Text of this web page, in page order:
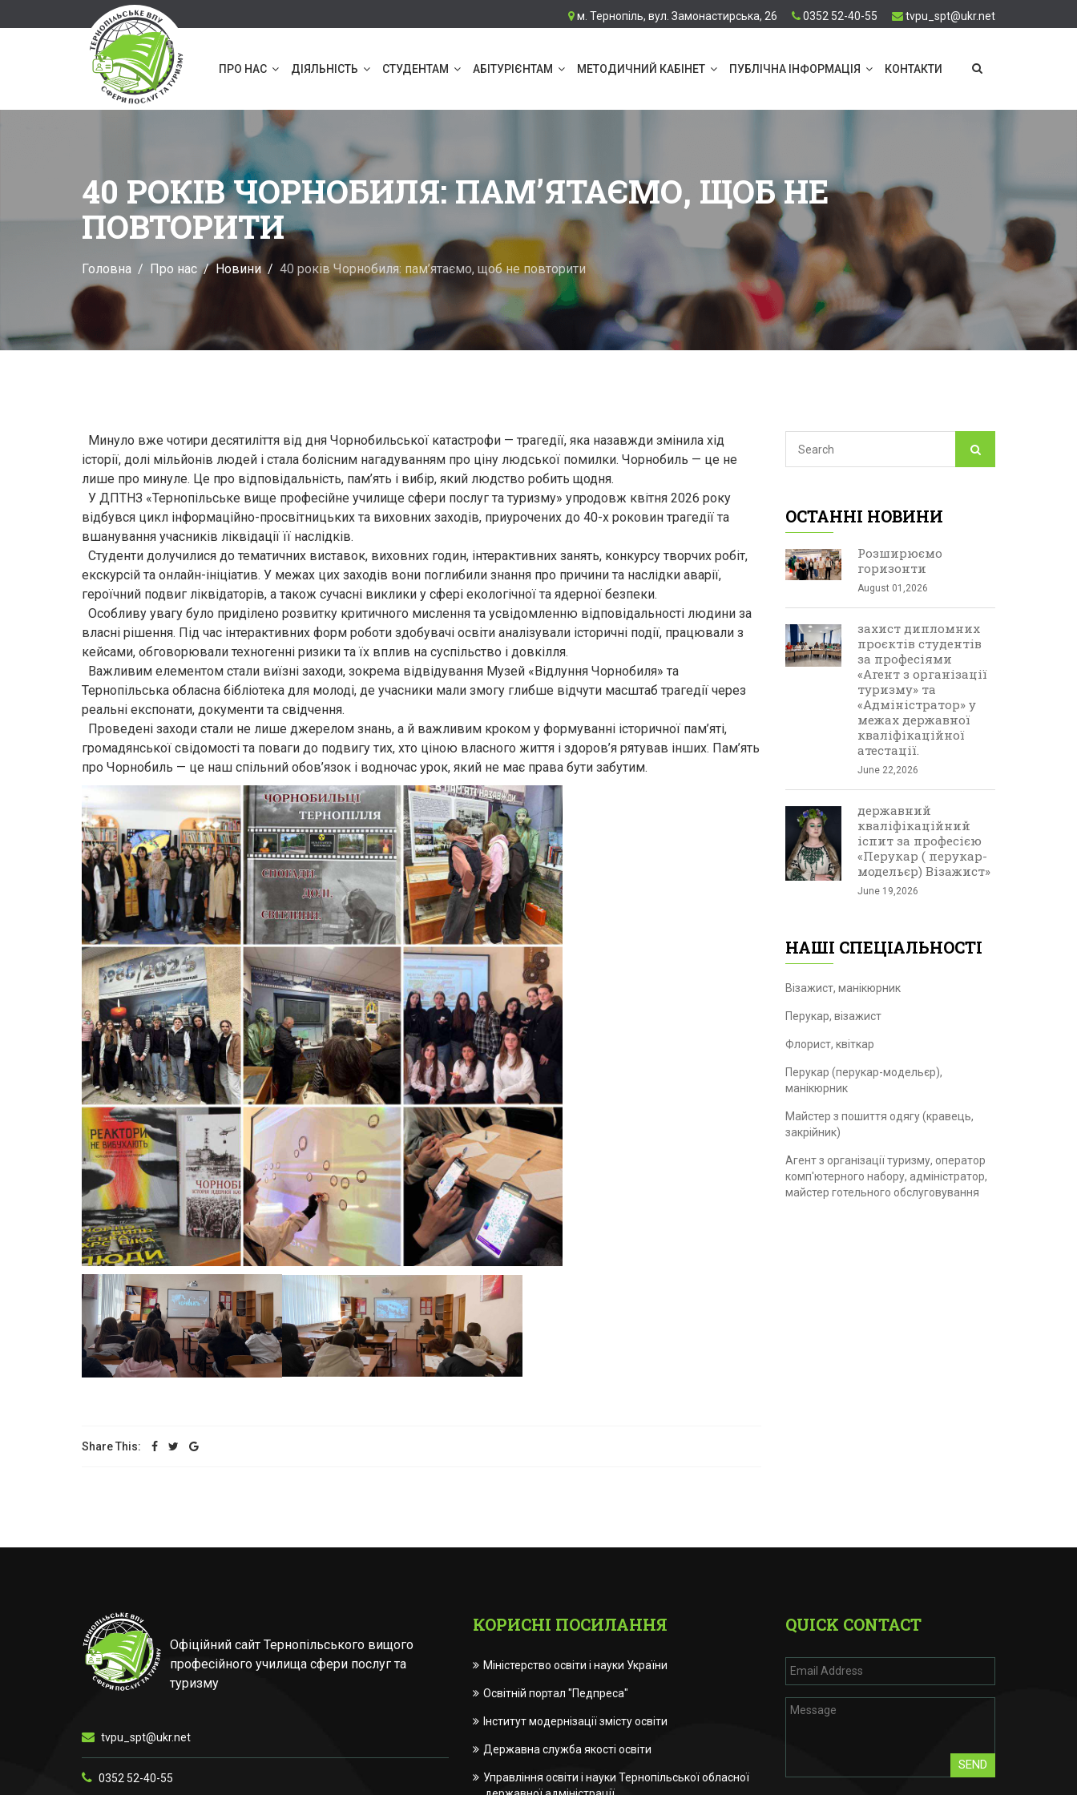
м. Тернопіль, вул. Замонастирська, 26 0352 52-40-55 tvpu_spt@ukr.net
ПРО НАС ДІЯЛЬНІСТЬ СТУДЕНТАМ АБІТУРІЄНТАМ МЕТОДИЧНИЙ КАБІНЕТ ПУБЛІЧНА ІНФОРМАЦІЯ КОНТАКТИ
40 РОКІВ ЧОРНОБИЛЯ: ПАМ’ЯТАЄМО, ЩОБ НЕ
ПОВТОРИТИ
Головна Про нас Новини 40 років Чорнобиля: пам’ятаємо, щоб не повторити
Минуло вже чотири десятиліття від дня Чорнобильської катастрофи — трагедії, яка назавжди змінила хід
історії, долі мільйонів людей і стала болісним нагадуванням про ціну людської помилки. Чорнобиль — це не
лише про минуле. Це про відповідальність, пам’ять і вибір, який людство робить щодня.
У ДПТНЗ «Тернопільське вище професійне училище сфери послуг та туризму» упродовж квітня 2026 року
відбувся цикл інформаційно-просвітницьких та виховних заходів, приурочених до 40-х роковин трагедії та
вшанування учасників ліквідації її наслідків.
Студенти долучилися до тематичних виставок, виховних годин, інтерактивних занять, конкурсу творчих робіт,
екскурсій та онлайн-ініціатив. У межах цих заходів вони поглибили знання про причини та наслідки аварії,
героїчний подвиг ліквідаторів, а також сучасні виклики у сфері екологічної та ядерної безпеки.
Особливу увагу було приділено розвитку критичного мислення та усвідомленню відповідальності людини за
власні рішення. Під час інтерактивних форм роботи здобувачі освіти аналізували історичні події, працювали з
кейсами, обговорювали техногенні ризики та їх вплив на суспільство і довкілля.
Важливим елементом стали виїзні заходи, зокрема відвідування Музей «Відлуння Чорнобиля» та
Тернопільська обласна бібліотека для молоді, де учасники мали змогу глибше відчути масштаб трагедії через
реальні експонати, документи та свідчення.
Проведені заходи стали не лише джерелом знань, а й важливим кроком у формуванні історичної пам’яті,
громадянської свідомості та поваги до подвигу тих, хто ціною власного життя і здоров’я рятував інших. Пам’ять
про Чорнобиль — це наш спільний обов’язок і водночас урок, який не має права бути забутим.
Share This:
ОСТАННІ НОВИНИ
Розширюємо
горизонти
August 01,2026
захист дипломних
проєктів студентів
за професіями
«Агент з організації
туризму» та
«Адміністратор» у
межах державної
кваліфікаційної
атестації.
June 22,2026
державний
кваліфікаційний
іспит за професією
«Перукар ( перукар-
модельєр) Візажист»
June 19,2026
НАШІ СПЕЦІАЛЬНОСТІ
Візажист, манікюрник
Перукар, візажист
Флорист, квіткар
Перукар (перукар-модельєр),
манікюрник
Майстер з пошиття одягу (кравець,
закрійник)
Агент з організації туризму, оператор
комп'ютерного набору, адміністратор,
майстер готельного обслуговування
Офіційний сайт Тернопільського вищого
професійного училища сфери послуг та
туризму
tvpu_spt@ukr.net
0352 52-40-55
КОРИСНІ ПОСИЛАННЯ
Міністерство освіти і науки України
Освітній портал "Педпреса"
Інститут модернізації змісту освіти
Державна служба якості освіти
Управління освіти і науки Тернопільської обласної
QUICK CONTACT
SEND